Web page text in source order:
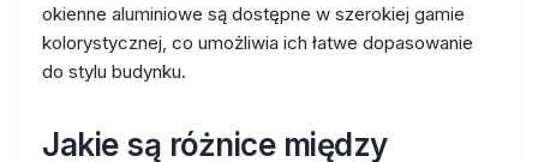
okienne aluminiowe są dostępne w szerokiej gamie
kolorystycznej, co umożliwia ich łatwe dopasowanie
do stylu budynku.
Jakie są różnice między